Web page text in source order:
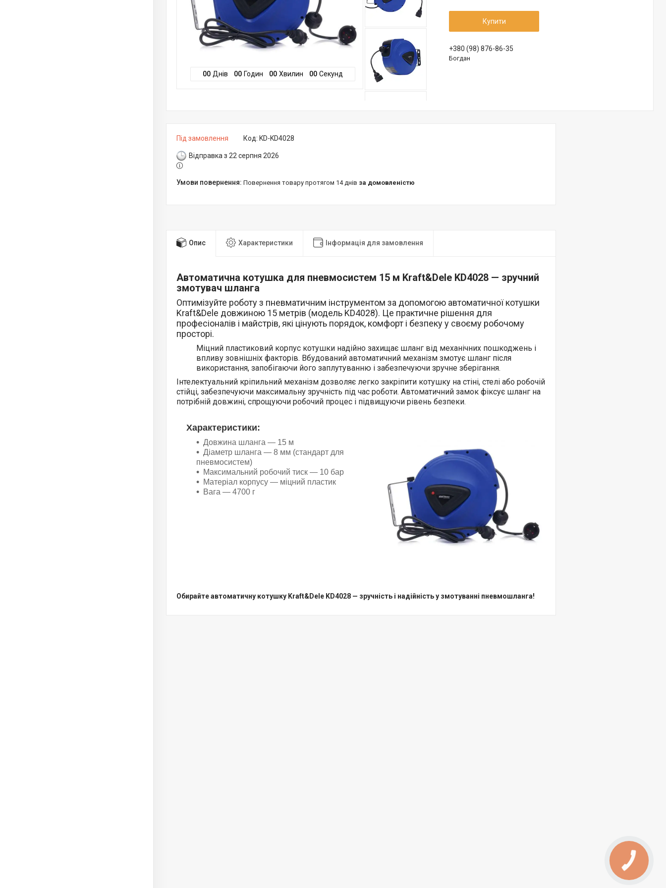
00 Днів 00 Годин 00 Хвилин 00 Секунд
Купити
+380 (98) 876-86-35
Богдан
Під замовлення Код: KD-KD4028
Відправка з 22 серпня 2026
повернення товару протягом 14 днів за домовленістю
Опис Характеристики Інформація для замовлення
Автоматична котушка для пневмосистем 15 м Kraft&Dele KD4028 — зручний
змотувач шланга
Оптимізуйте роботу з пневматичним інструментом за допомогою автоматичної котушки
Kraft&Dele довжиною 15 метрів (модель KD4028). Це практичне рішення для
професіоналів і майстрів, які цінують порядок, комфорт і безпеку у своєму робочому
просторі.
Міцний пластиковий корпус котушки надійно захищає шланг від механічних пошкоджень і
впливу зовнішніх факторів. Вбудований автоматичний механізм змотує шланг після
використання, запобігаючи його заплутуванню і забезпечуючи зручне зберігання.
Інтелектуальний кріпильний механізм дозволяє легко закріпити котушку на стіні, стелі або робочій
стійці, забезпечуючи максимальну зручність під час роботи. Автоматичний замок фіксує шланг на
потрібній довжині, спрощуючи робочий процес і підвищуючи рівень безпеки.
Характеристики:
Довжина шланга — 15 м
Діаметр шланга — 8 мм (стандарт для
пневмосистем)
Максимальний робочий тиск — 10 бар
Матеріал корпусу — міцний пластик
Вага — 4700 г
Обирайте автоматичну котушку Kraft&Dele KD4028 — зручність і надійність у змотуванні пневмошланга!